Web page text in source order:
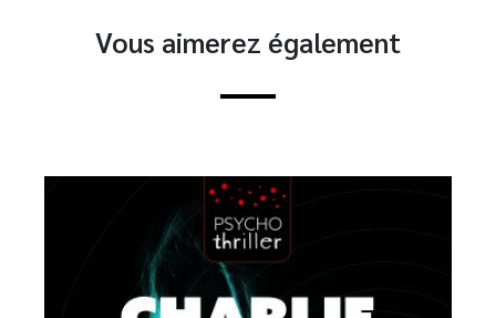
Vous aimerez également